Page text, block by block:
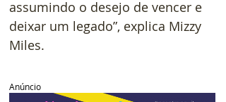
assumindo o desejo de vencer e
deixar um legado”, explica Mizzy
Miles.
Anúncio